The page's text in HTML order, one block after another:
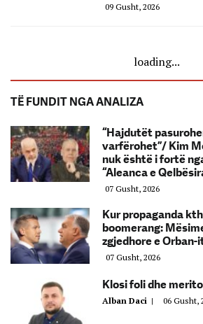
09 Gusht, 2026
loading...
TË FUNDIT NGA ANALIZA
“Hajdutët
varfërohet”/ Kim
nuk është i fortë
“Aleanca e
07 Gusht, 2026
Kur propaganda
boomerang:
zgjedhore e Orban-
07 Gusht, 2026
Klosi foli dhe
Alban Daci | 06 Gusht,